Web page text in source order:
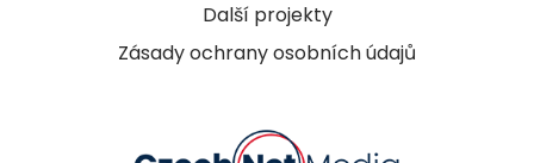
Další projekty
Zásady ochrany osobních údajů